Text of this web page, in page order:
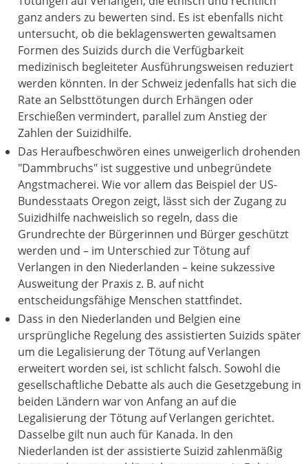
ganz anders zu bewerten sind. Es ist ebenfalls nicht
untersucht, ob die beklagenswerten gewaltsamen
Formen des Suizids durch die Verfügbarkeit
medizinisch begleiteter Ausführungsweisen reduziert
werden könnten. In der Schweiz jedenfalls hat sich die
Rate an Selbsttötungen durch Erhängen oder
Erschießen vermindert, parallel zum Anstieg der
Zahlen der Suizidhilfe.
Das Heraufbeschwören eines unweigerlich drohenden
"Dammbruchs" ist suggestive und unbegründete
Angstmacherei. Wie vor allem das Beispiel der US-
Bundesstaats Oregon zeigt, lässt sich der Zugang zu
Suizidhilfe nachweislich so regeln, dass die
Grundrechte der Bürgerinnen und Bürger geschützt
werden und – im Unterschied zur Tötung auf
Verlangen in den Niederlanden – keine sukzessive
Ausweitung der Praxis z. B. auf nicht
entscheidungsfähige Menschen stattfindet.
Dass in den Niederlanden und Belgien eine
ursprüngliche Regelung des assistierten Suizids später
um die Legalisierung der Tötung auf Verlangen
erweitert worden sei, ist schlicht falsch. Sowohl die
gesellschaftliche Debatte als auch die Gesetzgebung in
beiden Ländern war von Anfang an auf die
Legalisierung der Tötung auf Verlangen gerichtet.
Dasselbe gilt nun auch für Kanada. In den
Niederlanden ist der assistierte Suizid zahlenmäßig